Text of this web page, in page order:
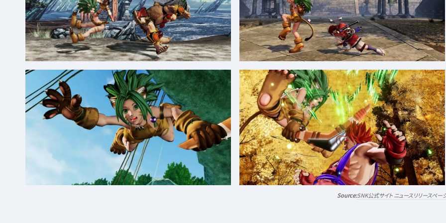
SNK公式サイト ニュースリリースペー